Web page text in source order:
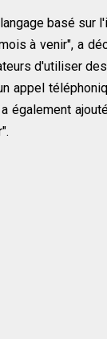
basé sur
à venir", a
d'utiliser
appel
également